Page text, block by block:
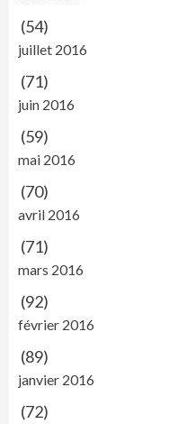
(54)
juillet 2016
(71)
juin 2016
(59)
mai 2016
(70)
avril 2016
(71)
mars 2016
(92)
février 2016
(89)
janvier 2016
(72)